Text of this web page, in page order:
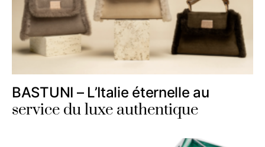
BASTUNI – L’Italie éternelle au
service du luxe authentique